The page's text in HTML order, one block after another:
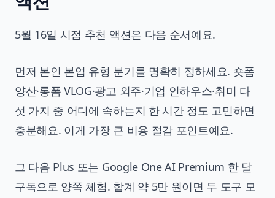
5월 16일 시점 추천 액션은 다음 순서예요.
먼저 본인 본업 유형 분기를 명확히 정하세요. 숏폼
양산·롱폼 VLOG·광고 외주·기업 인하우스·취미 다
섯 가지 중 어디에 속하는지 한 시간 정도 고민하면
충분해요. 이게 가장 큰 비용 절감 포인트예요.
그 다음 Plus 또는 Google One AI Premium 한 달
구독으로 양쪽 체험. 합계 약 5만 원이면 두 도구 모